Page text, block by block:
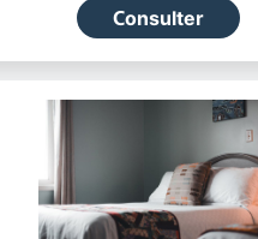
Consulter